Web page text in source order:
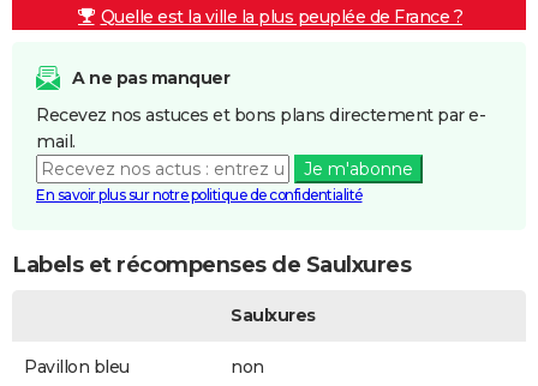
Quelle est la ville la plus peuplée de France ?
A ne pas manquer
Recevez nos astuces et bons plans directement par e-
mail.
Je m'abonne
En savoir plus sur notre politique de confidentialité
Labels et récompenses de Saulxures
Saulxures
Pavillon bleu non